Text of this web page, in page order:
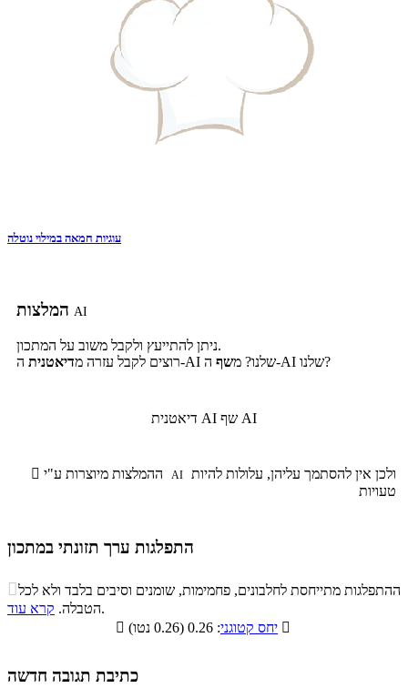
עוגיות חמאה במילוי נוטלה
AI
ניתן להתייעץ ולקבל משוב על המתכון.
רוצים לקבל עזרה מדיאטנית ה-AI שלנו? משף ה-AI שלנו?
דיאטנית AI שף AI
 AI
טעויות
התפלגות ערך תזונתי במתכון
התפלגות ערך תזונתי במתכון
סיבים
תזונתיים
שומנים חלבונים
70.5%
ההתפלגות מתייחסת לחלבונים, פחמימות, שומנים וסיבים בלבד ולא לכל
הטבלה. קרא עוד
.

יחס קטוגני 
כתיבת תגובה חדשה